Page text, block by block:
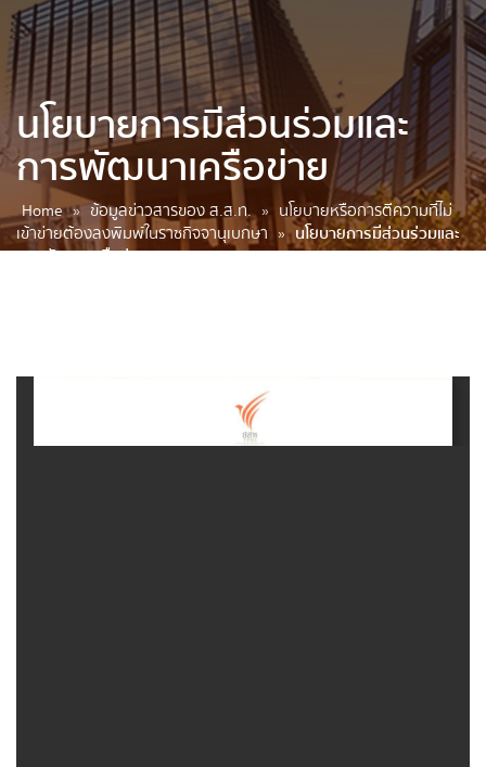
นโยบายการมีส่วนร่วมและ
การพัฒนาเครือข่าย
Home » ข้อมูลข่าวสารของ ส.ส.ท. » นโยบายหรือการตีความที่ไม่
เข้าข่ายต้องลงพิมพ์ในราชกิจจานุเบกษา » นโยบายการมีส่วนร่วมและ
การพัฒนาเครือข่าย